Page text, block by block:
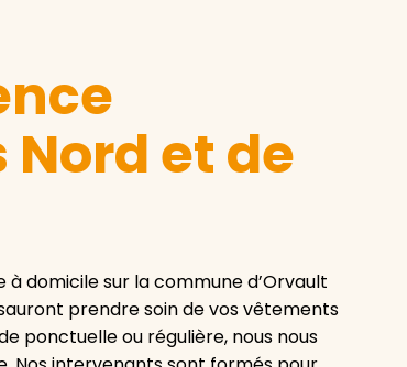
Nord et de
à domicile sur la commune d’Orvault
prendre soin de vos vêtements
ponctuelle ou régulière, nous nous